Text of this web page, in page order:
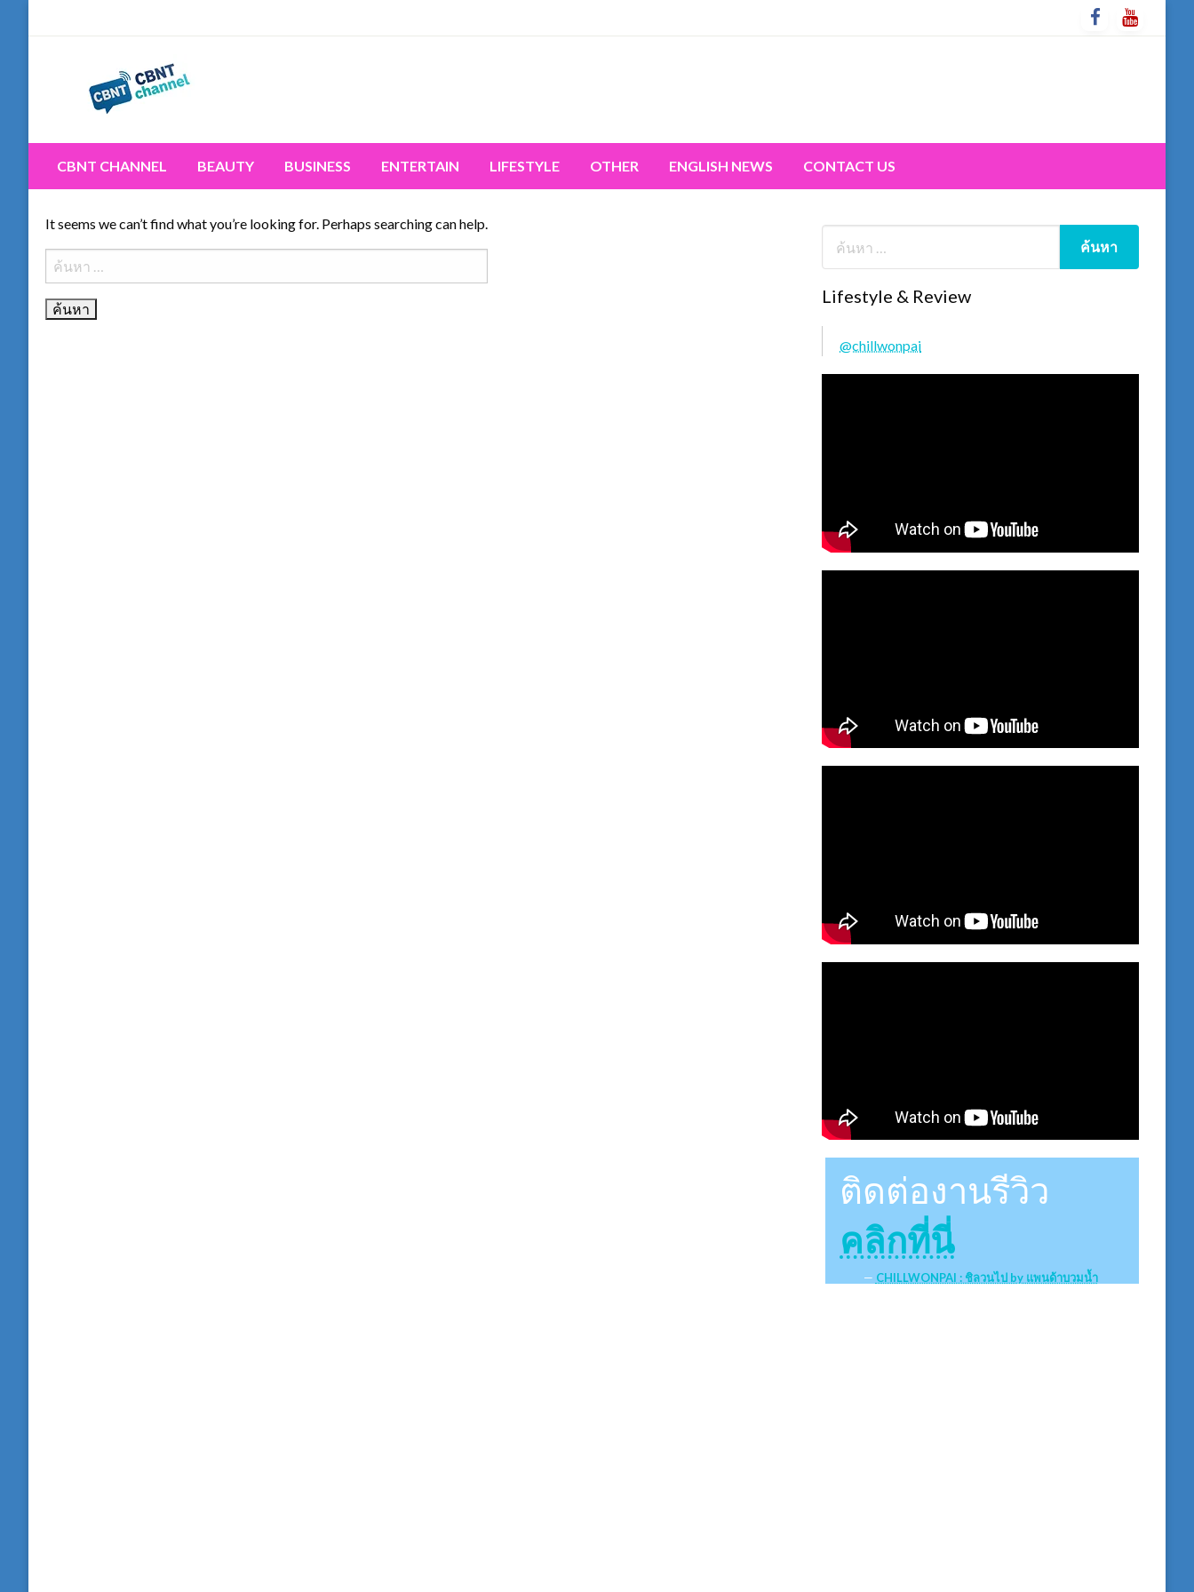
CBNT CHANNEL
CBNT CHANNEL
BEAUTY BUSINESS ENTERTAIN LIFESTYLE OTHER ENGLISH NEWS CONTACT US
It seems we can’t find what you’re looking for. Perhaps searching can help.
ค้นหา
สำหรับ:
Lifestyle & Review
@chillwonpai
ติดต่องานรีวิว
คลิกที่นี่
CHILLWONPAI : ชิลวนไป by แพนด้าบวมน้ำ